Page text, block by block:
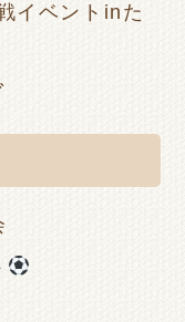
イベントinた